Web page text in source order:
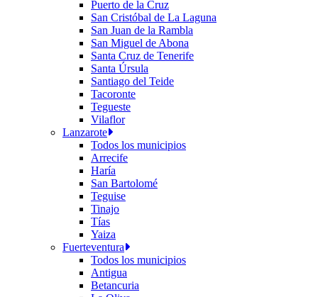
Puerto de la Cruz
San Cristóbal de La Laguna
San Juan de la Rambla
San Miguel de Abona
Santa Cruz de Tenerife
Santa Úrsula
Santiago del Teide
Tacoronte
Tegueste
Vilaflor
Lanzarote
Todos los municipios
Arrecife
Haría
San Bartolomé
Teguise
Tinajo
Tías
Yaiza
Fuerteventura
Todos los municipios
Antigua
Betancuria